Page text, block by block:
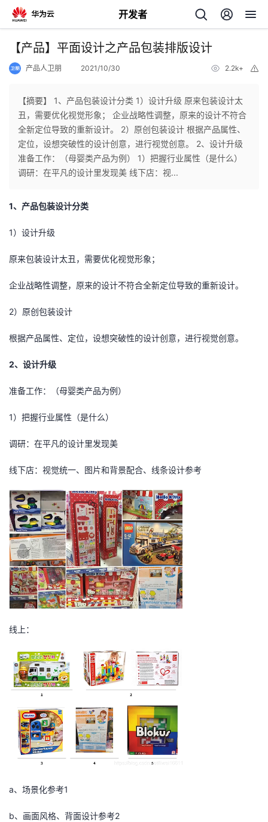
开发者
返
个
人
主
页
我
的
开
发
者
我
播
活
动
的
关
注
我
的
开
发
者
堂
的
课
程
我
的
认
证
我
的
实
我
的
我
的
Programs
我
的
支
我
技
术
持
的
云
建
【产品】平面设计之产品包装排版设计
产品人卫朋 2021/10/30 2.2k+
【摘要】 1、产品包装设计分类 1）设计升级 原来包装设计太
丑，需要优化视觉形象； 企业战略性调整，原来的设计不符合
全新定位导致的重新设计。 2）原创包装设计 根据产品属性、
定位，设想突破性的设计创意，进行视觉创意。 2、设计升级
准备工作：（母婴类产品为例） 1）把握行业属性（是什么）
调研：在平凡的设计里发现美 线下店：视...
1、产品包装设计分类
1）设计升级
原来包装设计太丑，需要优化视觉形象；
企业战略性调整，原来的设计不符合全新定位导致的重新设计。
2）原创包装设计
根据产品属性、定位，设想突破性的设计创意，进行视觉创意。
2、设计升级
准备工作：（母婴类产品为例）
1）把握行业属性（是什么）
调研：在平凡的设计里发现美
线下店：视觉统一、图片和背景配合、线条设计参考
线上：
a、场景化参考1
b、画面风格、背面设计参考2